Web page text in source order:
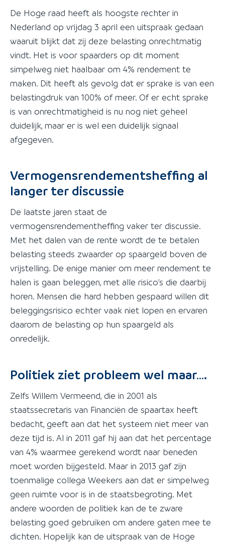
De Hoge raad heeft als hoogste rechter in
Nederland op vrijdag 3 april een uitspraak gedaan
waaruit blijkt dat zij deze belasting onrechtmatig
vindt. Het is voor spaarders op dit moment
simpelweg niet haalbaar om 4% rendement te
maken. Dit heeft als gevolg dat er sprake is van een
belastingdruk van 100% of meer. Of er echt sprake
is van onrechtmatigheid is nu nog niet geheel
duidelijk, maar er is wel een duidelijk signaal
afgegeven.
Vermogensrendementsheffing al
langer ter discussie
De laatste jaren staat de
vermogensrendementheffing vaker ter discussie.
Met het dalen van de rente wordt de te betalen
belasting steeds zwaarder op spaargeld boven de
vrijstelling. De enige manier om meer rendement te
halen is gaan beleggen, met alle risico’s die daarbij
horen. Mensen die hard hebben gespaard willen dit
beleggingsrisico echter vaak niet lopen en ervaren
daarom de belasting op hun spaargeld als
onredelijk.
Politiek ziet probleem wel maar….
Zelfs Willem Vermeend, die in 2001 als
staatssecretaris van Financiën de spaartax heeft
bedacht, geeft aan dat het systeem niet meer van
deze tijd is. Al in 2011 gaf hij aan dat het percentage
van 4% waarmee gerekend wordt naar beneden
moet worden bijgesteld. Maar in 2013 gaf zijn
toenmalige collega Weekers aan dat er simpelweg
geen ruimte voor is in de staatsbegroting. Met
andere woorden de politiek kan de te zware
belasting goed gebruiken om andere gaten mee te
dichten. Hopelijk kan de uitspraak van de Hoge